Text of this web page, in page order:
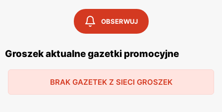
umożliwiają oszczędności na zakupach. Jednym z
kluczowych elementów strategii marketingowej
są regularnie wydawanegazetki promocyjne
prezentują najnowsze
promocje , specjalne oferty oraz
sezonowe wyprzedaże, dzięki czemu klienci mogą
cenowych. Publikacje te są dostępne zarówno w formie
OBSERWUJ
Groszek aktualne gazetki promocyjne
BRAK GAZETEK Z SIECI GROSZEK